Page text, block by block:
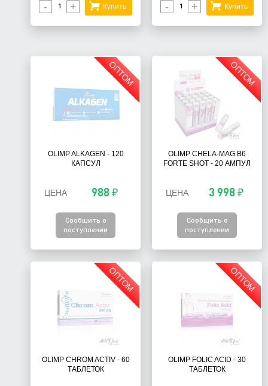
- + Купить - + Купить
ОПТОМ
OLIMP ALKAGEN - 120
КАПСУЛ
ЦЕНА 988 ₽
Сообщить о
поступлении
ОПТОМ
OLIMP CHELA-MAG B6
FORTE SHOT - 20 АМПУЛ
ЦЕНА 3 998 ₽
Сообщить о
поступлении
ОПТОМ
OLIMP CHROM ACTIV - 60
ТАБЛЕТОК
ОПТОМ
OLIMP FOLIC ACID - 30
ТАБЛЕТОК